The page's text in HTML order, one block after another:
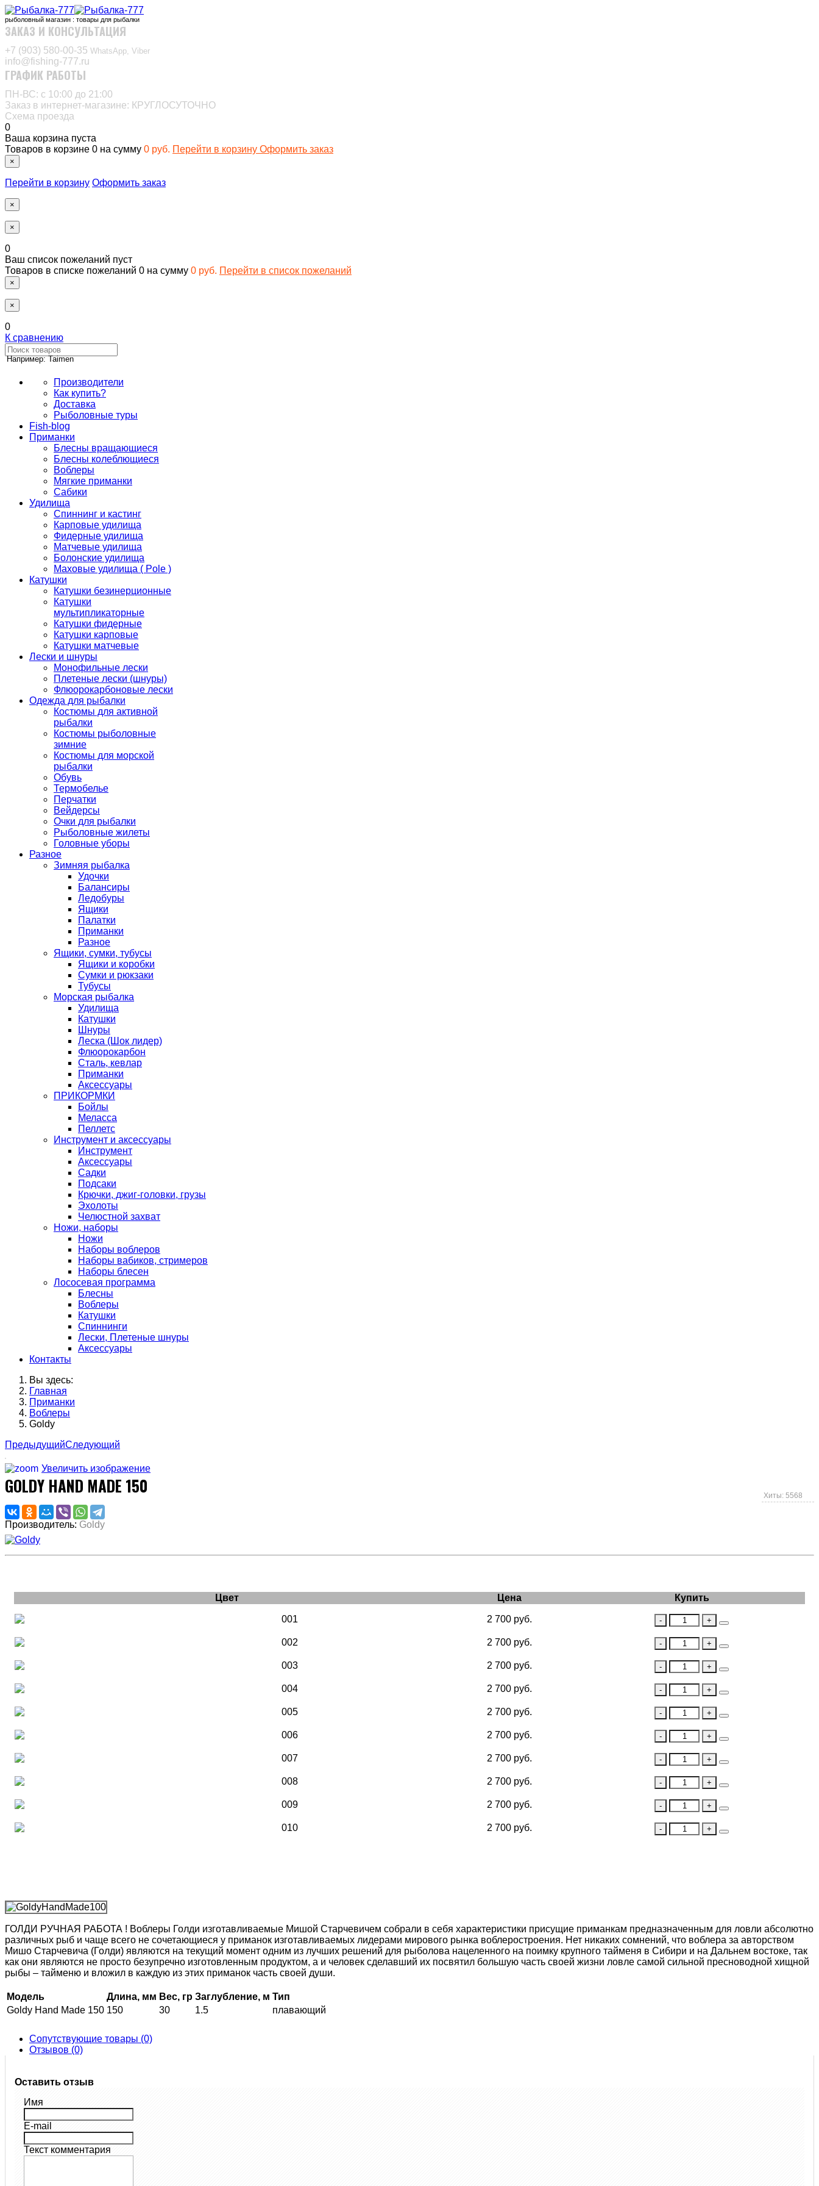
рыболовный магазин : товары для рыбалки
ЗАКАЗ И КОНСУЛЬТАЦИЯ
+7 (903) 580-00-35‬ WhatsApp, Viber
info@fishing-777.ru
ГРАФИК РАБОТЫ
ПН-ВС: с 10:00 до 21:00
Заказ в интернет-магазине: КРУГЛОСУТОЧНО
Схема проезда
0
Ваша корзина пуста
Товаров в корзине 0 на сумму 0 руб. Перейти в корзину Оформить заказ
×
Перейти в корзину Оформить заказ
×
×
0
Ваш список пожеланий пуст
Товаров в списке пожеланий 0 на сумму 0 руб. Перейти в список пожеланий
×
×
0
К сравнению
Например: Taimen
Производители
Как купить?
Доставка
Рыболовные туры
Fish-blog
Приманки
Блесны вращающиеся
Блесны колеблющиеся
Воблеры
Мягкие приманки
Сабики
Удилища
Спиннинг и кастинг
Карповые удилища
Фидерные удилища
Матчевые удилища
Болонские удилища
Маховые удилища ( Pole )
Катушки
Катушки безинерционные
Катушки
мультипликаторные
Катушки фидерные
Катушки карповые
Катушки матчевые
Лески и шнуры
Монофильные лески
Плетеные лески (шнуры)
Флюорокарбоновые лески
Одежда для рыбалки
Костюмы для активной
рыбалки
Костюмы рыболовные
зимние
Костюмы для морской
рыбалки
Обувь
Термобелье
Перчатки
Вейдерсы
Очки для рыбалки
Рыболовные жилеты
Головные уборы
Разное
Зимняя рыбалка
Удочки
Балансиры
Ледобуры
Ящики
Палатки
Приманки
Разное
Ящики, сумки, тубусы
Ящики и коробки
Сумки и рюкзаки
Тубусы
Морская рыбалка
Удилища
Катушки
Шнуры
Леска (Шок лидер)
Флюорокарбон
Сталь, кевлар
Приманки
Аксессуары
ПРИКОРМКИ
Бойлы
Меласса
Пеллетс
Инструмент и аксессуары
Инструмент
Аксессуары
Садки
Подсаки
Крючки, джиг-головки, грузы
Эхолоты
Челюстной захват
Ножи, наборы
Ножи
Наборы воблеров
Наборы вабиков, стримеров
Наборы блесен
Лососевая программа
Блесны
Воблеры
Катушки
Спиннинги
Лески, Плетеные шнуры
Аксессуары
Контакты
Вы здесь:
Главная
Приманки
Воблеры
Goldy
ПредыдущийСледующий
Увеличить изображение
Хиты: 5568
GOLDY HAND MADE 150
Производитель: Goldy
Цвет Цена Купить
001 2 700 руб.
002 2 700 руб.
003 2 700 руб.
004 2 700 руб.
005 2 700 руб.
006 2 700 руб.
007 2 700 руб.
008 2 700 руб.
009 2 700 руб.
010 2 700 руб.
ГОЛДИ РУЧНАЯ РАБОТА ! Воблеры Голди изготавливаемые Мишой Старчевичем собрали в себя характеристики присущие приманкам предназначенным для ловли абсолютно
различных рыб и чаще всего не сочетающиеся у приманок изготавливаемых лидерами мирового рынка воблеростроения. Нет никаких сомнений, что воблера за авторством
Мишо Старчевича (Голди) являются на текущий момент одним из лучших решений для рыболова нацеленного на поимку крупного тайменя в Сибири и на Дальнем востоке, так
как они являются не просто безупречно изготовленным продуктом, а и человек сделавший их посвятил большую часть своей жизни ловле самой сильной пресноводной хищной
рыбы – тайменю и вложил в каждую из этих приманок часть своей души.
Модель Длина, мм Вес, гр Заглубление, м Тип
Goldy Hand Made 150 150 30 1.5 плавающий
Сопутствующие товары (0)
Отзывов (0)
Оставить отзыв
Имя
E-mail
Текст комментария